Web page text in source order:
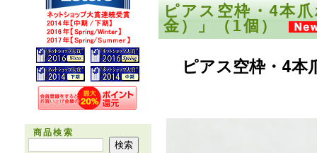
商品検索
ピアス空枠・4本
金）」（1個）
ピアス空枠・4本